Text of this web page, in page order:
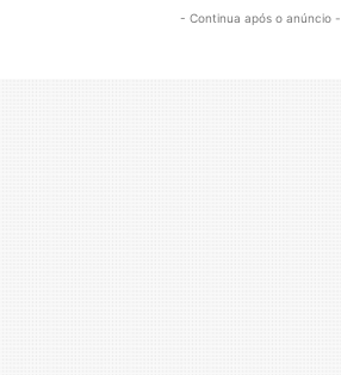
- Continua após o anúncio -